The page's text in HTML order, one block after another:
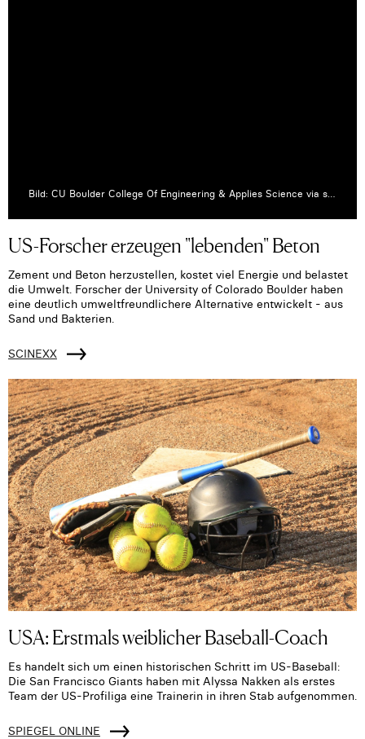
Bild: CU Boulder College Of Engineering & Applies Science via scinexx.de
US-Forscher erzeugen "lebenden" Beton
Zement und Beton herzustellen, kostet viel Energie und belastet
die Umwelt. Forscher der University of Colorado Boulder haben
eine deutlich umweltfreundlichere Alternative entwickelt - aus
Sand und Bakterien.
SCINEXX
USA: Erstmals weiblicher Baseball-Coach
Es handelt sich um einen historischen Schritt im US-Baseball:
Die San Francisco Giants haben mit Alyssa Nakken als erstes
Team der US-Profiliga eine Trainerin in ihren Stab aufgenommen.
SPIEGEL ONLINE